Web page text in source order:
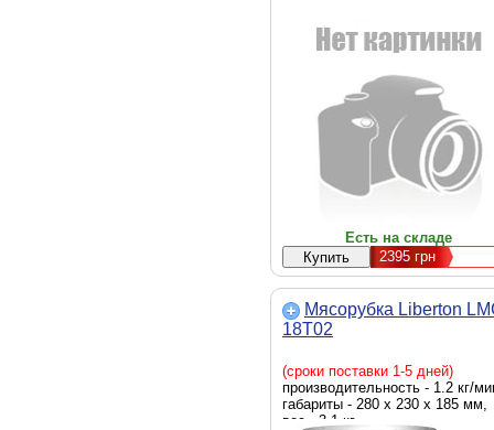
Есть на складе
2395 грн
Мясорубка Liberton
18Т02
(сроки поставки 1-5 дней)
производительность - 1.2 кг/
габариты - 280 х 230 х 185 мм,
вес - 3.1 кг